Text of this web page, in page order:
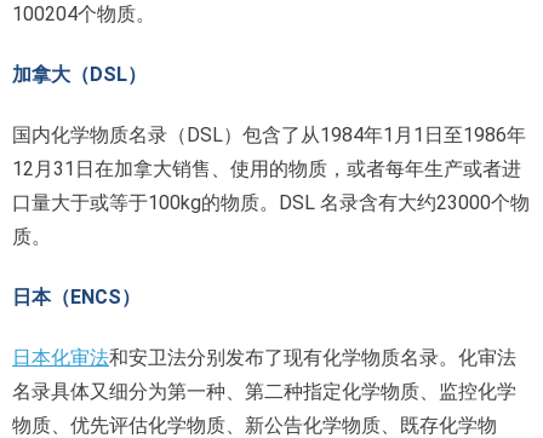
100204个物质。
加拿大（DSL）
国内化学物质名录（DSL）包含了从1984年1月1日至1986年
12月31日在加拿大销售、使用的物质，或者每年生产或者进
口量大于或等于100kg的物质。DSL 名录含有大约23000个物
质。
日本（ENCS）
日本化审法和安卫法分别发布了现有化学物质名录。化审法
名录具体又细分为第一种、第二种指定化学物质、监控化学
物质、优先评估化学物质、新公告化学物质、既存化学物